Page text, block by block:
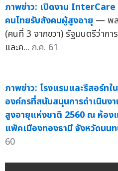
ภาพข่าว: เปิดงาน
คนไทยรับสังคมผู้สูงอายุ — พล
(คนที่ 3 จากขวา) รัฐมนตรีว่าก
และค... ก.ค. 61
ภาพข่าว: โรงแรมและรีสอร์ทใ
องค์กรที่สนับสนุนการดำเนินง
สูงอายุแห่งชาติ 2560 ณ ห้อง
แพ็คเมืองทองธานี จังหวัดนน
60